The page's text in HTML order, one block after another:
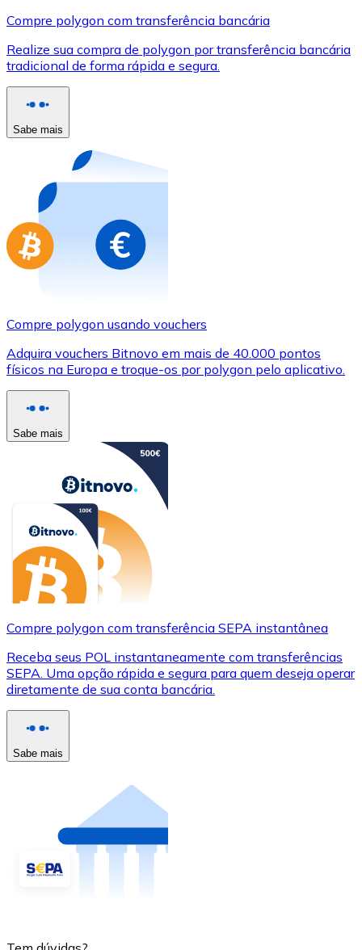
Cartão de crédito / débito
Use cartões Visa e Mastercard para comprar
Comprar com cartão
Compre cartões-presente das suas marcas favoritas
Ir para a loja de cartões-presente
Compre polygon com transferência bancária
Realize sua compra de polygon por transferência bancária
tradicional de forma rápida e segura.
Sabe mais
Compre polygon usando vouchers
Adquira vouchers Bitnovo em mais de 40.000 pontos
físicos na Europa e troque-os por polygon pelo aplicativo.
Sabe mais
Compre polygon com transferência SEPA instantânea
Receba seus POL instantaneamente com transferências
SEPA. Uma opção rápida e segura para quem deseja operar
diretamente de sua conta bancária.
Sabe mais